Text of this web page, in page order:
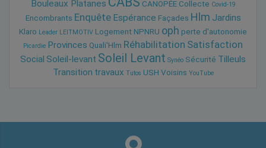
Bouleaux Platanes CANOPÉE Collecte Covid-19
Encombrants Enquête Espérance Façades Hlm Jardins
Klaro Leader LEITMOTIV Logement NPNRU oph perte d'autonomie
Picardie Provinces Quali'Hlm Réhabilitation Satisfaction
Social Soleil-levant Soleil Levant Synéo Sécurité Tilleuls
Transition travaux Tutos USH Voisins YouTube